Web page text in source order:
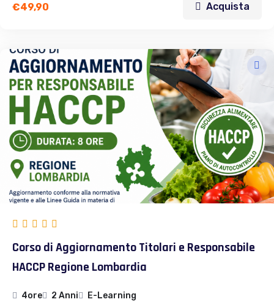
€49,90 Acquista
Corso di Aggiornamento Titolari e Responsabile
HACCP Regione Lombardia
4ore 2 Anni E-Learning